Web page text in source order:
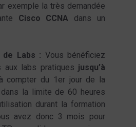
exemple la très demandée
Cisco CCNA dans un
de Labs : Vous bénéficiez
aux labs pratiques jusqu’à
à compter du 1er jour de la
la limite de 60 heures
durant la formation
avez donc 3 mois pour